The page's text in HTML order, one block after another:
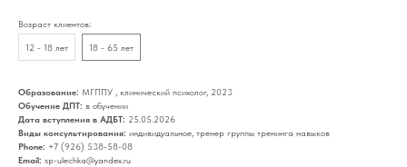
Возраст клиентов:
12 - 18 лет 18 - 65 лет
Образование: МГППУ , клинический психолог, 2023
Обучение ДПТ: в обучении
Дата вступления в АДБТ: 25.05.2026
Виды консультирования: индивидуальное, тренер группы тренинга навыков
Phone: +7 (926) 538-58-08
Email: sp-ulechka@yandex.ru